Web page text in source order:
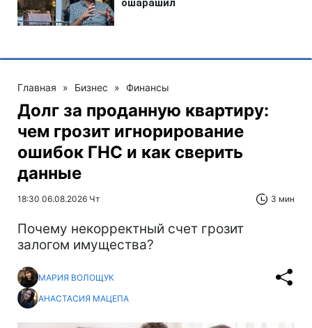
Главная » Бизнес » Финансы
Долг за проданную квартиру:
чем грозит игнорирование
ошибок ГНС и как сверить
данные
18:30 06.08.2026 Чт 3 мин
Почему некорректный счет грозит
залогом имущества?
МАРИЯ ВОЛОЩУК
АНАСТАСИЯ МАЦЕПА